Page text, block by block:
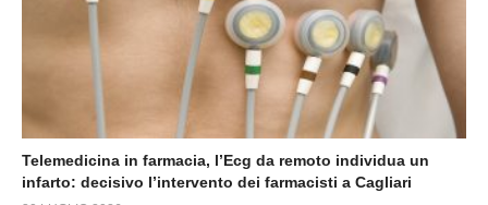
Telemedicina in farmacia, l’Ecg da remoto individua un
infarto: decisivo l’intervento dei farmacisti a Cagliari